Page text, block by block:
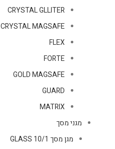
CRYSTAL GLLITER
CRYSTAL MAGSAFE
FLEX
FORTE
GOLD MAGSAFE
GUARD
MATRIX
מגני מסך
מגן מסך GLASS 10/1